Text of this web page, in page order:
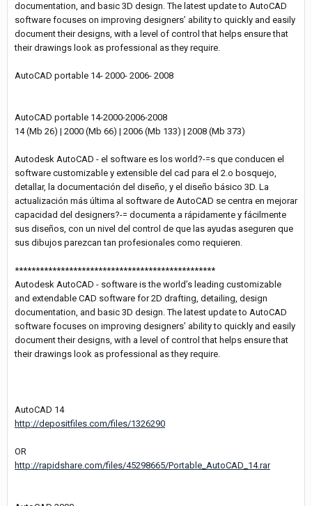
documentation, and basic 3D design. The latest update to AutoCAD
software focuses on improving designers’ ability to quickly and easily
document their designs, with a level of control that helps ensure that
their drawings look as professional as they require.
AutoCAD portable 14- 2000- 2006- 2008
AutoCAD portable 14-2000-2006-2008
14 (Mb 26) | 2000 (Mb 66) | 2006 (Mb 133) | 2008 (Mb 373)
Autodesk AutoCAD - el software es los world?-=s que conducen el
software customizable y extensible del cad para el 2.o bosquejo,
detallar, la documentación del diseño, y el diseño básico 3D. La
actualización más última al software de AutoCAD se centra en mejorar
capacidad del designers?-= documenta a rápidamente y fácilmente
sus diseños, con un nivel del control de que las ayudas aseguren que
sus dibujos parezcan tan profesionales como requieren.
************************************************
Autodesk AutoCAD - software is the world’s leading customizable
and extendable CAD software for 2D drafting, detailing, design
documentation, and basic 3D design. The latest update to AutoCAD
software focuses on improving designers’ ability to quickly and easily
document their designs, with a level of control that helps ensure that
their drawings look as professional as they require.
AutoCAD 14
http://depositfiles.com/files/1326290
OR
http://rapidshare.com/files/45298665/Portable_AutoCAD_14.rar